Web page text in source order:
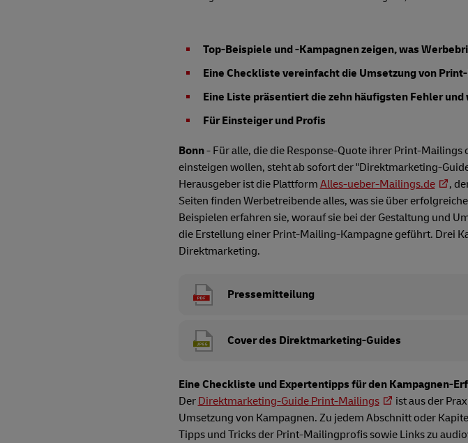
Top-Beispiele und -Kampagnen zeigen, was
Eine Checkliste vereinfacht die Umsetzung von
Eine Liste präsentiert die zehn häufigsten Fehler
Für Einsteiger und Profis
Bonn- Für alle, die die Response-Quote ihrer Print-
einsteigen wollen, steht ab sofort der "Direktmarketing-
Herausgeber ist die Plattform Alles-ueber-Mailings.de
,
Seiten finden Werbetreibende alles, was sie über
Beispielen erfahren sie, worauf sie bei der Gestaltung und
die Erstellung einer Print-Mailing-Kampagne geführt. Drei
Direktmarketing.
Pressemitteilung
Cover des Direktmarketing-Guides
Eine Checkliste und Expertentipps für den Kampagnen-
Der Direktmarketing-Guide Print-Mailings
ist aus der
Umsetzung von Kampagnen. Zu jedem Abschnitt oder
Tipps und Tricks der Print-Mailingprofis sowie Links zu